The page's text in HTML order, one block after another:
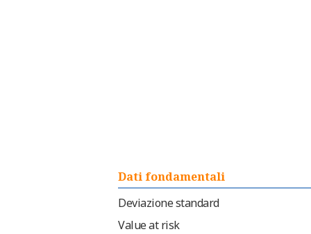
Dati fondamentali
Deviazione standard
Value at risk